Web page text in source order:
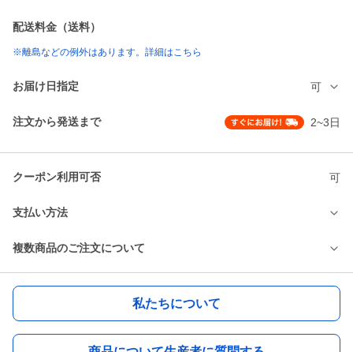
配送料金（送料）
※離島などの例外はあります。詳細はこちら
お届け日指定 可
注文から発送まで 2~3日
クーポン利用可否 可
支払い方法
複数商品のご注文について
私たちについて